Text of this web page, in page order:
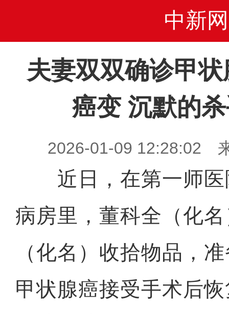
中新网
夫妻双双确诊甲
癌变 沉默的
2026-01-09 12:28:02
近日，在第一师医
病房里，董科全（化
（化名）收拾物品，
甲状腺癌接受手术后